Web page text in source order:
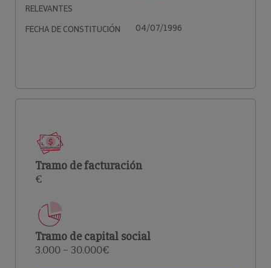
RELEVANTES
FECHA DE CONSTITUCIÓN 04/07/1996
Tramo de facturación
€
Tramo de capital social
3.000 – 30.000€